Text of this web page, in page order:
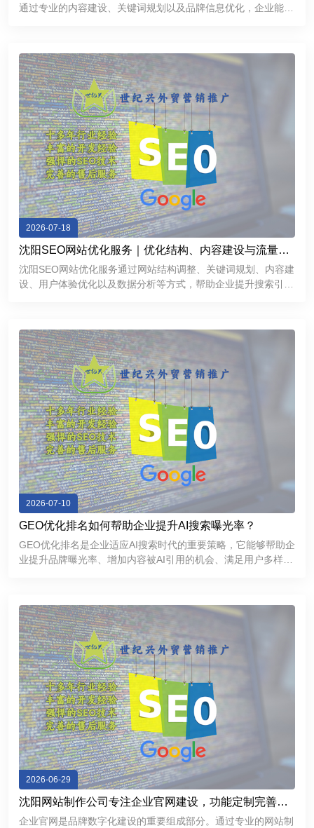
通过专业的内容建设、关键词规划以及品牌信息优化，企业能够
2026-07-18
沈阳SEO网站优化服务｜优化结构、内容建设与流量增
长方案
沈阳SEO网站优化服务通过网站结构调整、关键词规划、内容建
设、用户体验优化以及数据分析等方式，帮助企业提升搜索引擎
度，还能够成为持
2026-07-10
GEO优化排名如何帮助企业提升AI搜索曝光率？
GEO优化排名是企业适应AI搜索时代的重要策略，它能够帮助企
业提升品牌曝光率、增加内容被AI引用的机会、满足用户多样化
2026-06-29
沈阳网站制作公司专注企业官网建设，功能定制完善，
提升品牌互联网形象
企业官网是品牌数字化建设的重要组成部分。通过专业的网站制